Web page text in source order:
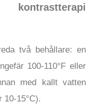
kontrastterapi
två behållare: en
100-110°F eller
med kallt vatten
10-15°C).